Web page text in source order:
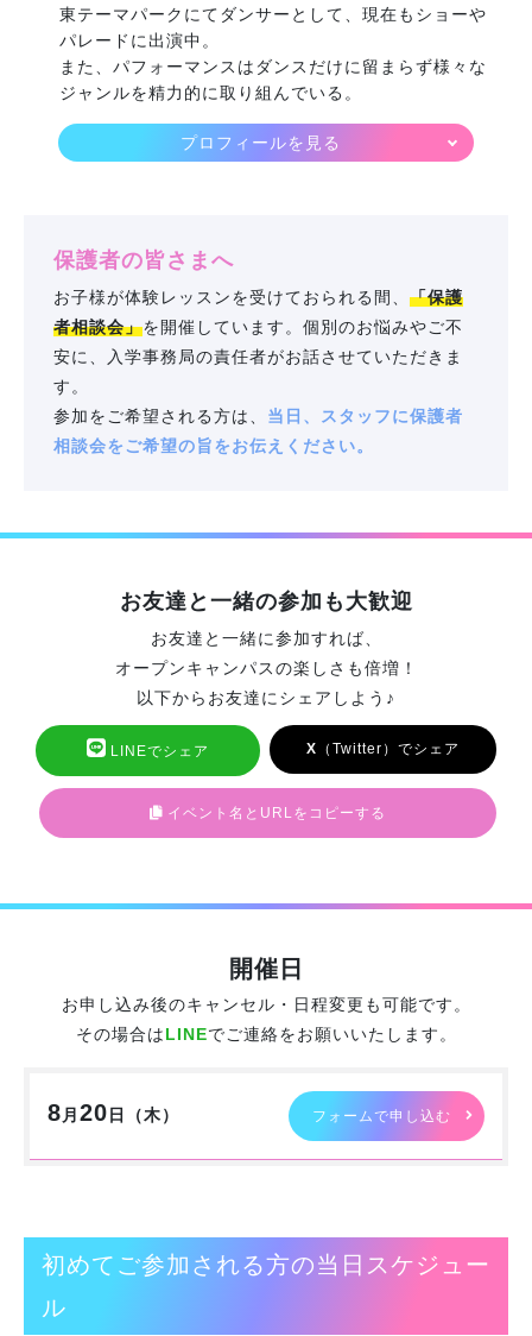
東テーマパークにてダンサーとして、現在もショーや
パレードに出演中。
また、パフォーマンスはダンスだけに留まらず様々な
ジャンルを精力的に取り組んでいる。
保護者の皆さまへ
お子様が体験レッスンを受けておられる間、 「保護
者相談会」を開催しています。個別のお悩みやご不
安に、入学事務局の責任者がお話させていただきま
す。
参加をご希望される方は、 当日、スタッフに保護者
相談会をご希望の旨をお伝えください。
お友達と一緒の参加も大歓迎
お友達と一緒に参加すれば、
オープンキャンパスの楽しさも倍増！
以下からお友達にシェアしよう♪
LINEでシェア X （Twitter）でシェア
イベント名とURLをコピーする
開催日
お申し込み後のキャンセル・日程変更も可能です。
その場合はLINEでご連絡をお願いいたします。
8月 20 日（木） フォームで申し込む
初めてご参加される方の当日スケジュー
ル